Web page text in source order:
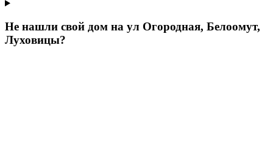
Не нашли свой дом на ул Огородная, Белоомут,
Луховицы?